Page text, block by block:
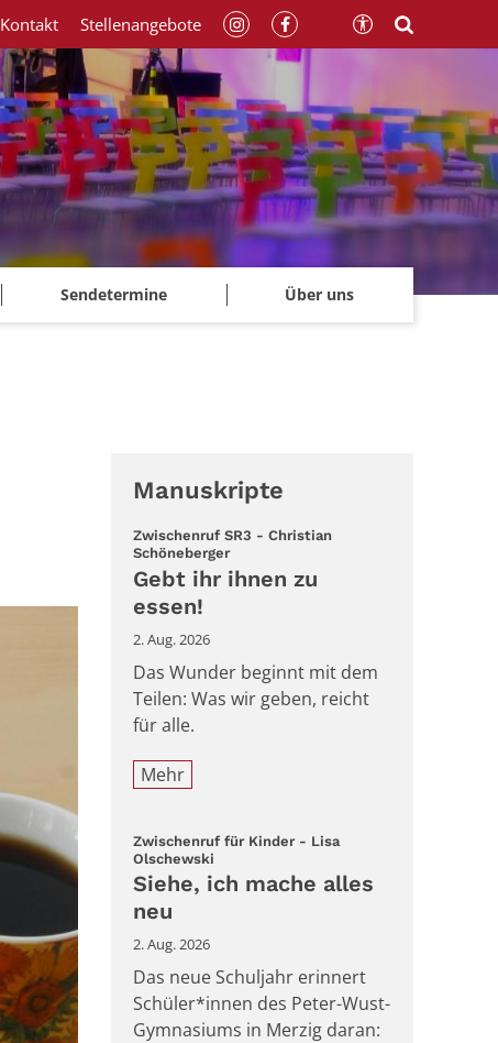
Sendetermine Über uns
Kontakt Stellenangebote
Manuskripte
Zwischenruf SR3 - Christian
Schöneberger:
Gebt ihr ihnen zu
essen!
2. Aug. 2026
Das Wunder beginnt mit dem
Teilen: Was wir geben, reicht
für alle.
Mehr
Zwischenruf für Kinder - Lisa
Olschewski
Siehe, ich mache alles
neu
2. Aug. 2026
Das neue Schuljahr erinnert
Schüler*innen des Peter-Wust-
Gymnasiums in Merzig daran: